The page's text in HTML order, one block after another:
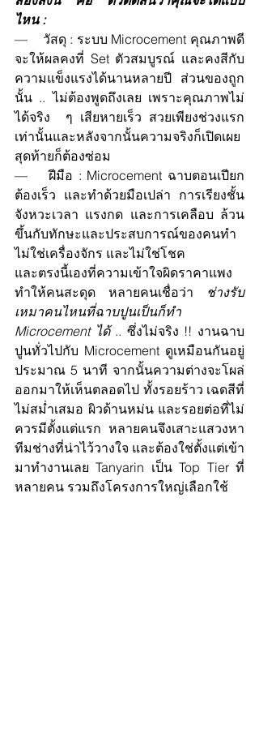
ไหน :
—    วัสดุ : ระบบ Microcement คุณภาพดี
จะให้ผลคงที่ Set ตัวสมบูรณ์ และคงสีกับ
ความแข็งแรงได้นานหลายปี ส่วนของถูก
นั้น .. ไม่ต้องพูดถึงเลย เพราะคุณภาพไม่
ได้จริง  ๆ เสียหายเร็ว สวยเพียงช่วงแรก
เท่านั้นและหลังจากนั้นความจริงก็เปิดเผย
สุดท้ายก็ต้องซ่อม
—    ฝีมือ : Microcement ฉาบตอนเปียก
ต้องเร็ว และทำด้วยมือเปล่า การเรียงชั้น
จังหวะเวลา แรงกด และการเคลือบ ล้วน
ขึ้นกับทักษะและประสบการณ์ของคนทำ
ไม่ใช่เครื่องจักร และไม่ใช่โชค
และตรงนี้เองที่ความเข้าใจผิดราคาแพง
ทำให้คนสะดุด หลายคนเชื่อว่า ช่างรับ
เหมาคนไหนที่ฉาบปูนเป็นก็ทำ
Microcement ได้ .. ซึ่งไม่จริง !! งานฉาบ
ปูนทั่วไปกับ Microcement ดูเหมือนกันอยู่
ประมาณ 5 นาที จากนั้นความต่างจะโผล่
ออกมาให้เห็นตลอดไป ทั้งรอยร้าว เฉดสีที่
ไม่สม่ำเสมอ ผิวด้านหม่น และรอยต่อที่ไม่
ควรมีตั้งแต่แรก หลายคนจึงเสาะแสวงหา
ทีมช่างที่น่าไว้วางใจ และต้องใช่ตั้งแต่เข้า
มาทำงานเลย Tanyarin เป็น Top Tier ที่
หลายคน รวมถึงโครงการใหญ่เลือกใช้